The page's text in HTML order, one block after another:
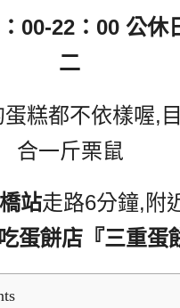
00-22：00 公休
二
糕都不依樣喔,
合一斤栗鼠
站走路6分鐘,附
蛋餅店『三重蛋